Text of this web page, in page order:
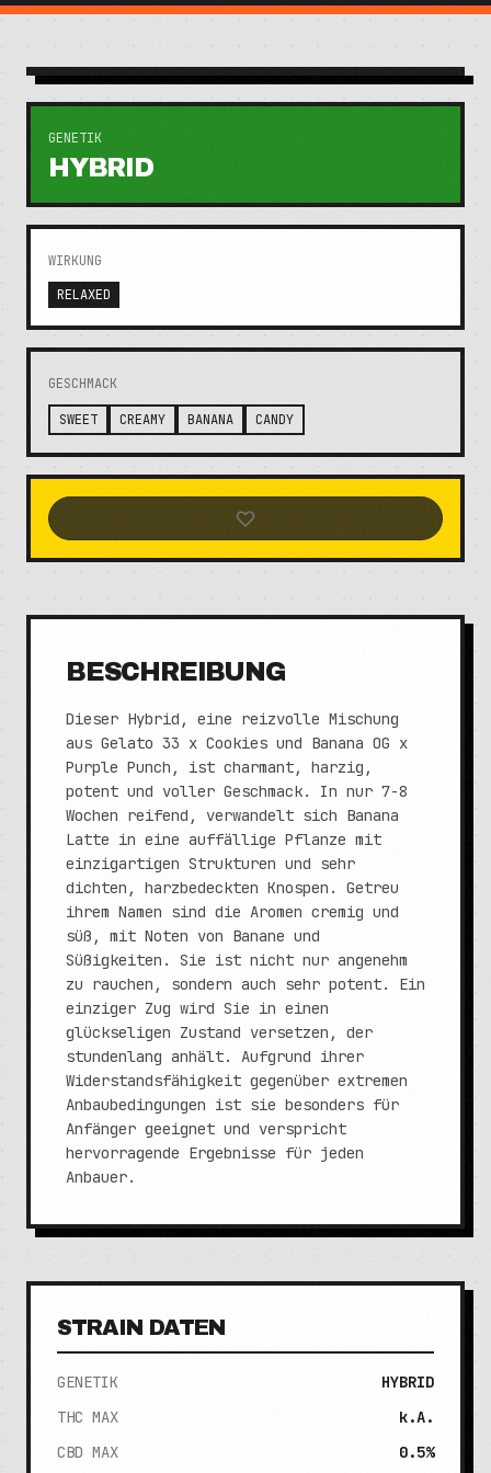
GENETIK
HYBRID
WIRKUNG
RELAXED
GESCHMACK
SWEET CREAMY BANANA CANDY
BESCHREIBUNG
Dieser Hybrid, eine reizvolle Mischung
aus Gelato 33 x Cookies und Banana OG x
Purple Punch, ist charmant, harzig,
potent und voller Geschmack. In nur 7-8
Wochen reifend, verwandelt sich Banana
Latte in eine auffällige Pflanze mit
einzigartigen Strukturen und sehr
dichten, harzbedeckten Knospen. Getreu
ihrem Namen sind die Aromen cremig und
süß, mit Noten von Banane und
Süßigkeiten. Sie ist nicht nur angenehm
zu rauchen, sondern auch sehr potent. Ein
einziger Zug wird Sie in einen
glückseligen Zustand versetzen, der
stundenlang anhält. Aufgrund ihrer
Widerstandsfähigkeit gegenüber extremen
Anbaubedingungen ist sie besonders für
Anfänger geeignet und verspricht
hervorragende Ergebnisse für jeden
Anbauer.
STRAIN DATEN
GENETIK
HYBRID
THC MAX
k.A.
CBD MAX
0.5%